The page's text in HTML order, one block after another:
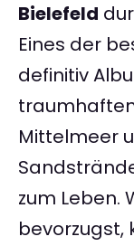
Bielefeld
Eines der
definitiv
Mittelmeer
zum Leben.